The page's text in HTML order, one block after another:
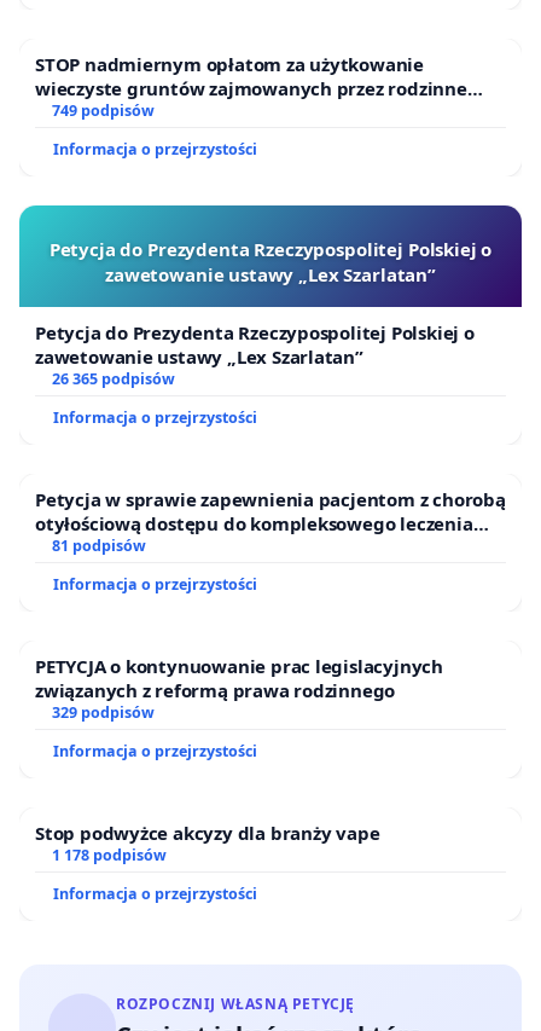
STOP nadmiernym opłatom za użytkowanie
wieczyste gruntów zajmowanych przez rodzinne
ogrody działkowe.
749 podpisów
Informacja o przejrzystości
Petycja do Prezydenta Rzeczypospolitej Polskiej o
zawetowanie ustawy „Lex Szarlatan”
Petycja do Prezydenta Rzeczypospolitej Polskiej o
zawetowanie ustawy „Lex Szarlatan”
26 365 podpisów
Informacja o przejrzystości
Petycja w sprawie zapewnienia pacjentom z chorobą
otyłościową dostępu do kompleksowego leczenia
oraz programów profilaktycznych.
81 podpisów
Informacja o przejrzystości
PETYCJA o kontynuowanie prac legislacyjnych
związanych z reformą prawa rodzinnego
329 podpisów
Informacja o przejrzystości
Stop podwyżce akcyzy dla branży vape
1 178 podpisów
Informacja o przejrzystości
ROZPOCZNIJ WŁASNĄ PETYCJĘ